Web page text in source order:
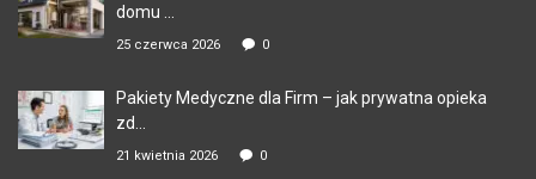
domu ...
25 czerwca 2026 0
Pakiety Medyczne dla Firm – jak prywatna opieka
zd...
21 kwietnia 2026 0